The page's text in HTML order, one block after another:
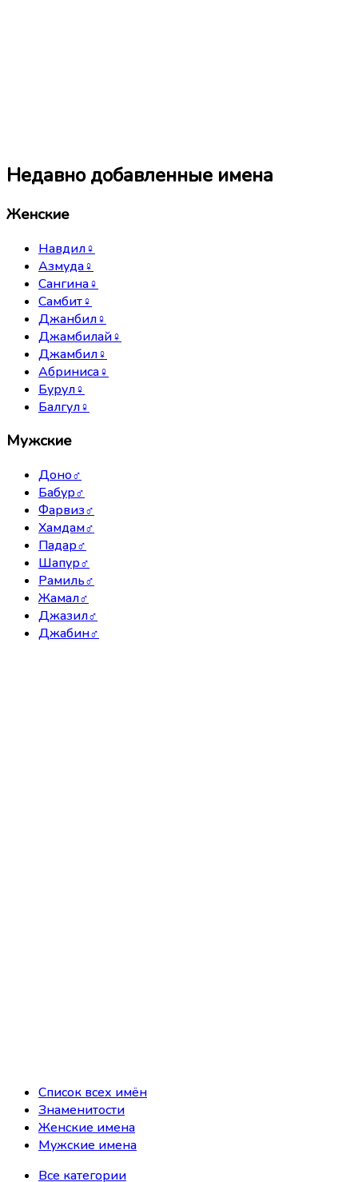
Недавно добавленные имена
Женские
Навдил♀
Азмуда♀
Сангина♀
Самбит♀
Джанбил♀
Джамбилай♀
Джамбил♀
Абриниса♀
Бурул♀
Балгул♀
Мужские
Доно♂
Бабур♂
Фарвиз♂
Хамдам♂
Падар♂
Шапур♂
Рамиль♂
Жамал♂
Джазил♂
Джабин♂
Список всех имён
Знаменитости
Женские имена
Мужские имена
Все категории